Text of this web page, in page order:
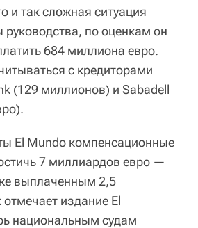
и так сложная ситуация
руководства, по оценкам он
684 миллиона евро.
с кредиторами
(129 миллионов) и Sabadell
El Mundo компенсационные
7 миллиардов евро —
выплаченным 2,5
издание El
национальным судам